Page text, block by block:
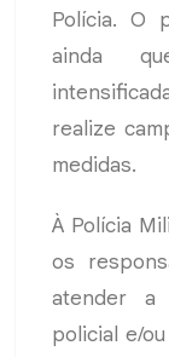
Polícia. O
ainda
realize
medidas.
À Polícia
os
atender a
policial e/